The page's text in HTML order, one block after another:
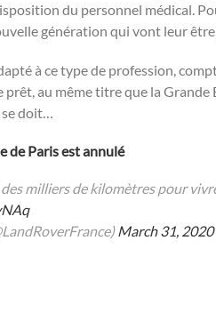
du personnel médical.
génération qui vont leur
à ce type de profession,
prêt, au même titre que la Grande
se doit…
de Paris est annulé
milliers de kilomètres pour
March 31, 2020